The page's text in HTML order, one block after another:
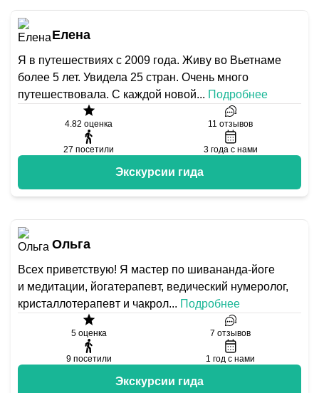
Елена
Я в путешествиях с 2009 года. Живу во Вьетнаме
более 5 лет. Увидела 25 стран. Очень много
путешествовала. С каждой новой... Подробнее
4.82 оценка 11 отзывов
27 посетили 3 года с нами
Экскурсии гида
Ольга
Всех приветствую! Я мастер по шивананда-йоге
и медитации, йогатерапевт, ведический нумеролог,
кристаллотерапевт и чакрол... Подробнее
5оценка 7 отзывов
9 посетили 1 год с нами
Экскурсии гида